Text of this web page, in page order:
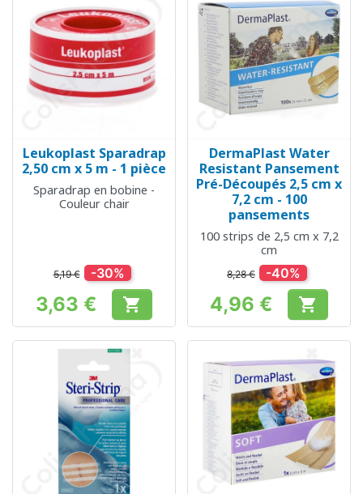
Leukoplast Sparadrap
2,50 cm x 5 m - 1 pièce
Sparadrap en bobine -
Couleur chair
5,19 € -30%
Prix
3,63 € 
DermaPlast Water
Resistant Pansement
Pré-Découpés 2,5 cm x
7,2 cm - 100
pansements
100 strips de 2,5 cm x 7,2
cm
8,28 € -40%
Prix
4,96 € 